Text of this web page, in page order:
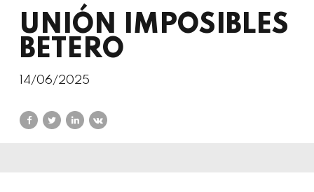
UNIÓN IMPOSIBLES
BETERO
14/06/2025